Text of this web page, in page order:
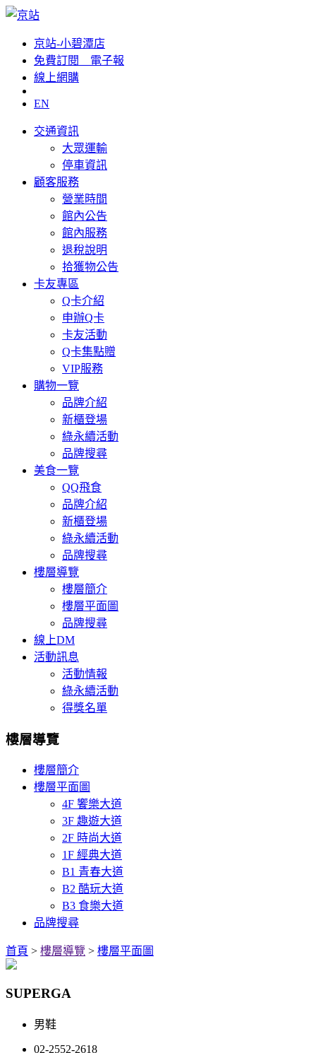
京站-小碧潭店
免費訂閱__電子報
線上網購
EN
交通資訊
大眾運輸
停車資訊
顧客服務
營業時間
館內公告
館內服務
退稅說明
拾獲物公告
卡友專區
Q卡介紹
申辦Q卡
卡友活動
Q卡集點贈
VIP服務
購物一覽
品牌介紹
新櫃登場
綠永續活動
品牌搜尋
美食一覽
QQ飛食
品牌介紹
新櫃登場
綠永續活動
品牌搜尋
樓層導覽
樓層簡介
樓層平面圖
品牌搜尋
線上DM
活動訊息
活動情報
綠永續活動
得獎名單
樓層導覽
樓層簡介
樓層平面圖
4F 饗樂大道
3F 趣遊大道
2F 時尚大道
1F 經典大道
B1 青春大道
B2 酷玩大道
B3 食樂大道
品牌搜尋
首頁 > 樓層導覽 > 樓層平面圖
SUPERGA
男鞋
02-2552-2618